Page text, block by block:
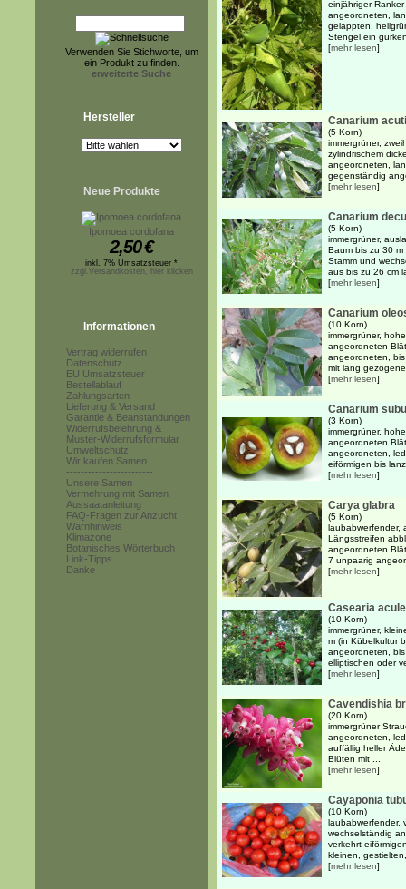
Verwenden Sie Stichworte, um
ein Produkt zu finden.
erweiterte Suche
Hersteller
Neue Produkte
Ipomoea cordofana
2,50€
inkl. 7% Umsatzsteuer *
zzgl.Versandkosten, hier klicken
Informationen
Vertrag widerrufen
Datenschutz
EU Umsatzsteuer
Bestellablauf
Zahlungsarten
Lieferung & Versand
Garantie & Beanstandungen
Widerrufsbelehrung &
Muster-Widerrufsformular
Umweltschutz
Wir kaufen Samen
------------------------
Unsere Samen
Vermehrung mit Samen
Aussaatanleitung
FAQ-Fragen zur Anzucht
Warnhinweis
Klimazone
Botanisches Wörterbuch
Link-Tipps
Danke
einjähriger
angeordneten,
gelappten,
Stengel ein
[mehr lesen]
Canarium
(5 Korn)
immergrüner,
zylindrischem
angeordneten,
gegenständig
[mehr lesen]
Canarium
(5 Korn)
immergrüner,
Baum bis zu 30 m
Stamm und
aus bis zu 26 cm
[mehr lesen]
Canarium
(10 Korn)
immergrüner,
angeordneten
angeordneten,
mit lang
[mehr lesen]
Canarium
(3 Korn)
immergrüner,
angeordneten
angeordneten,
eiförmigen bis
[mehr lesen]
Carya glabra
(5 Korn)
laubabwerfender,
Längsstreifen
angeordneten
7 unpaarig
[mehr lesen]
Casearia
(10 Korn)
immergrüner,
m (in Kübelkultur
angeordneten,
elliptischen oder
[mehr lesen]
Cavendishia
(20 Korn)
immergrüner
angeordneten,
auffällig heller
Blüten mit ...
[mehr lesen]
Cayaponia
(10 Korn)
laubabwerfender,
wechselständig
verkehrt
kleinen,
[mehr lesen]